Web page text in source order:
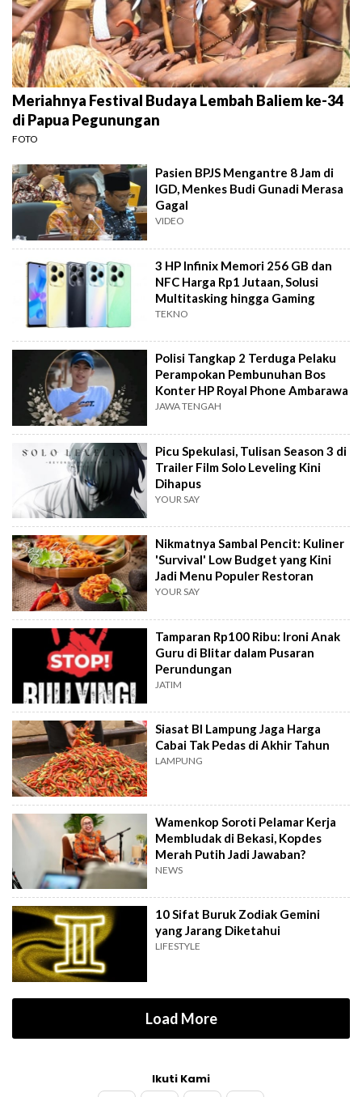
Meriahnya Festival Budaya Lembah Baliem ke-34
di Papua Pegunungan
FOTO
Pasien BPJS Mengantre 8 Jam di
IGD, Menkes Budi Gunadi Merasa
Gagal
VIDEO
3 HP Infinix Memori 256 GB dan
NFC Harga Rp1 Jutaan, Solusi
Multitasking hingga Gaming
TEKNO
Polisi Tangkap 2 Terduga Pelaku
Perampokan Pembunuhan Bos
Konter HP Royal Phone Ambarawa
JAWA TENGAH
Picu Spekulasi, Tulisan Season 3 di
Trailer Film Solo Leveling Kini
Dihapus
YOUR SAY
Nikmatnya Sambal Pencit: Kuliner
'Survival' Low Budget yang Kini
Jadi Menu Populer Restoran
YOUR SAY
Tamparan Rp100 Ribu: Ironi Anak
Guru di Blitar dalam Pusaran
Perundungan
JATIM
Siasat BI Lampung Jaga Harga
Cabai Tak Pedas di Akhir Tahun
LAMPUNG
Wamenkop Soroti Pelamar Kerja
Membludak di Bekasi, Kopdes
Merah Putih Jadi Jawaban?
NEWS
10 Sifat Buruk Zodiak Gemini
yang Jarang Diketahui
LIFESTYLE
Load More
Ikuti Kami